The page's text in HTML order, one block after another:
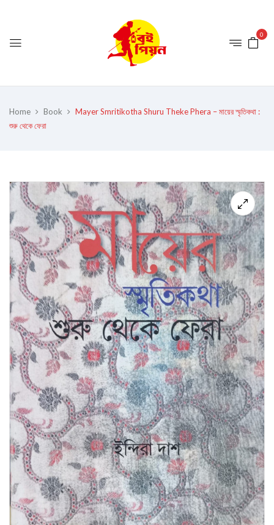
0
Home Book
Mayer Smritikotha Shuru Theke Phera – মায়ের স্মৃতিকথা :
শুরু থেকে ফেরা